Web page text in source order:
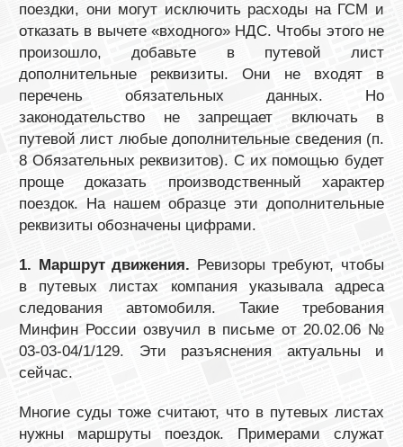
поездки, они могут исключить расходы на ГСМ и
отказать в вычете «входного» НДС. Чтобы этого не
произошло, добавьте в путевой лист
дополнительные реквизиты. Они не входят в
перечень обязательных данных. Но
законодательство не запрещает включать в
путевой лист любые дополнительные сведения (п.
8 Обязательных реквизитов). С их помощью будет
проще доказать производственный характер
поездок. На нашем образце эти дополнительные
реквизиты обозначены цифрами.
1. Маршрут движения. Ревизоры требуют, чтобы
в путевых листах компания указывала адреса
следования автомобиля. Такие требования
Минфин России озвучил в письме от 20.02.06 №
03-03-04/1/129. Эти разъяснения актуальны и
сейчас.
Многие суды тоже считают, что в путевых листах
нужны маршруты поездок. Примерами служат